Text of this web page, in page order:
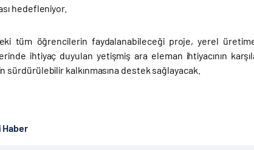
hedefleniyor.
tüm öğrencilerin faydalanabileceği proje, yerel
ihtiyaç duyulan yetişmiş ara eleman ihtiyacının
sürdürülebilir kalkınmasına destek sağlayacak.
Haber